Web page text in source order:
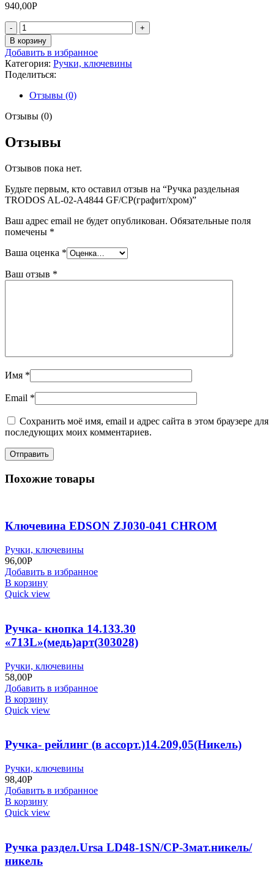
940,00Р
Количество
товара
Ручка
раздельная
TRODOS
AL-
02-
А4844
GF/CP(графит/
В корзину
Добавить в избранное
Категория: Ручки, ключевины
Поделиться:
Отзывы (0)
Отзывы (0)
Отзывы
Отзывов пока нет.
Будьте первым, кто оставил отзыв на “Ручка раздельная
TRODOS AL-02-А4844 GF/CP(графит/хром)”
Ваш адрес email не будет опубликован. Обязательные поля
помечены *
Ваша оценка *
Ваш отзыв *
Имя *
Email *
Сохранить моё имя, email и адрес сайта в этом браузере для
последующих моих комментариев.
Похожие товары
Ключевина EDSON ZJ030-041 CHROM
Ручки, ключевины
96,00Р
Добавить в избранное
В корзину
Quick view
Ручка- кнопка 14.133.30
«713L»(медь)арт(303028)
Ручки, ключевины
58,00Р
Добавить в избранное
В корзину
Quick view
Ручка- рейлинг (в ассорт.)14.209,05(Никель)
Ручки, ключевины
98,40Р
Добавить в избранное
В корзину
Quick view
Ручка раздел.Ursa LD48-1SN/CP-3мат.никель/
никель